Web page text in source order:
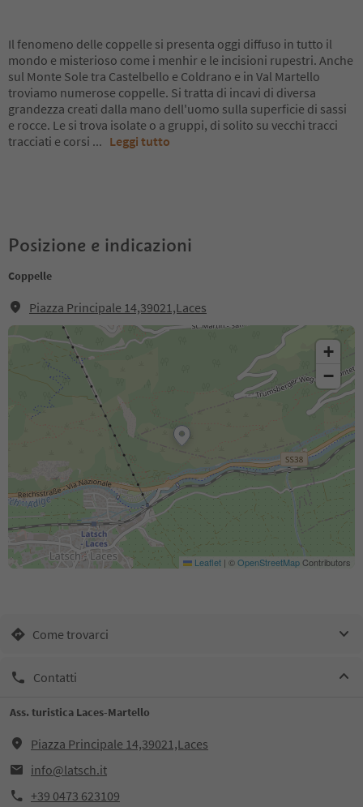
Il fenomeno delle coppelle si presenta oggi diffuso in tutto il
mondo e misterioso come i menhir e le incisioni rupestri. Anche
sul Monte Sole tra Castelbello e Coldrano e in Val Martello
troviamo numerose coppelle. Si tratta di incavi di diversa
grandezza creati dalla mano dell'uomo sulla superficie di sassi
e rocce. Le si trova isolate o a gruppi, di solito su vecchi tracci
tracciati e corsi ... Leggi tutto
Posizione e indicazioni
Coppelle
Piazza Principale 14,39021,Laces
+
−
Leaflet | ©OpenStreetMapContributors
Come trovarci
Contatti
Ass. turistica Laces-Martello
Piazza Principale 14,39021,Laces
info@latsch.it
+39 0473 623109